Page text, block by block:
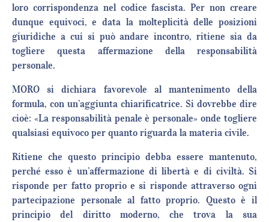
loro corrispondenza nel codice fascista. Per non creare
dunque equivoci, e data la molteplicità delle posizioni
giuridiche a cui si può andare incontro, ritiene sia da
togliere questa affermazione della responsabilità
personale.
MORO si dichiara favorevole al mantenimento della
formula, con un’aggiunta chiarificatrice. Si dovrebbe dire
cioè: «La responsabilità penale è personale» onde togliere
qualsiasi equivoco per quanto riguarda la materia civile.
Ritiene che questo principio debba essere mantenuto,
perché esso è un’affermazione di libertà e di civiltà. Si
risponde per fatto proprio e si risponde attraverso ogni
partecipazione personale al fatto proprio. Questo è il
principio del diritto moderno, che trova la sua